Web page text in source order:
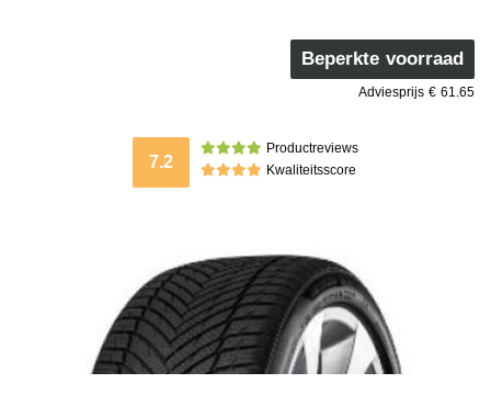
Beperkte voorraad
Adviesprijs € 61.65
7.2
Productreviews
Kwaliteitsscore